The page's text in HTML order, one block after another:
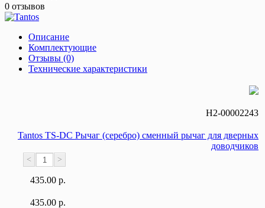
0 отзывов
Описание
Комплектующие
Отзывы (0)
Технические характеристики
Н2-00002243
Tantos TS-DC Рычаг (серебро) сменный рычаг для дверных
доводчиков
< >
435.00 р.
435.00 р.